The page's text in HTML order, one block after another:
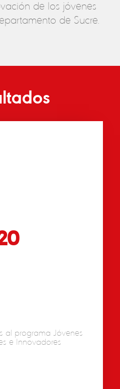
de los jóvenes
de Sucre.
al programa Jóvenes
e Innovadores